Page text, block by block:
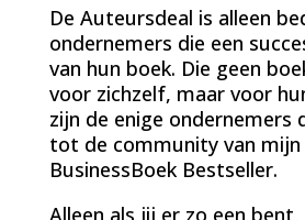
De Auteursdeal is alleen
ondernemers die een
van hun boek. Die geen
voor zichzelf, maar voor
zijn de enige ondernemers
tot de community van mijn
BusinessBoek Bestseller.
Alleen als jij er zo een